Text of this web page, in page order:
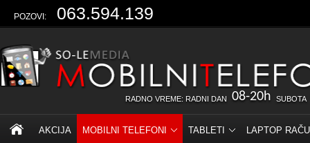
POZOVI: 063.594.139
RADNO VREME: RADNI DAN 08-20h SUBOTA
AKCIJA MOBILNI TELEFONI TABLETI LAPTOP